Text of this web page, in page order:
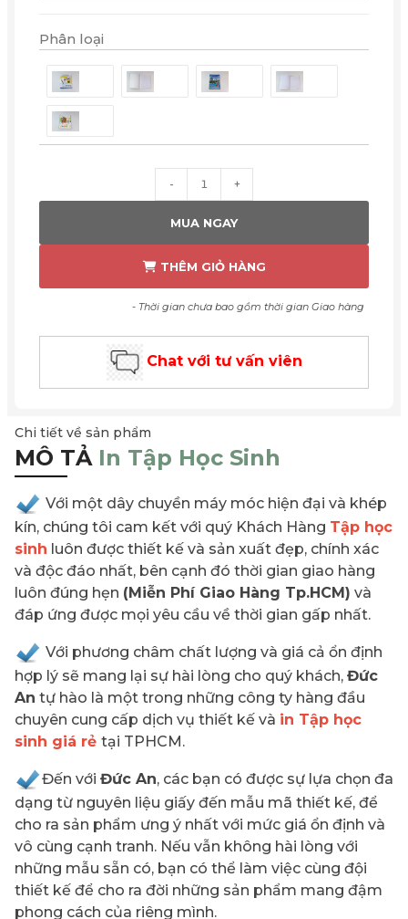
Phân loại
- +
MUA NGAY
THÊM GIỎ HÀNG
- Thời gian chưa bao gồm thời gian Giao hàng
Chat với tư vấn viên
Chi tiết về sản phẩm
MÔ TẢ In Tập Học Sinh
Với một dây chuyền máy móc hiện đại và khép
kín, chúng tôi cam kết với quý Khách Hàng Tập học
sinh luôn được thiết kế và sản xuất đẹp, chính xác
và độc đáo nhất, bên cạnh đó thời gian giao hàng
luôn đúng hẹn (Miễn Phí Giao Hàng Tp.HCM) và
đáp ứng được mọi yêu cầu về thời gian gấp nhất.
Với phương châm chất lượng và giá cả ổn định
hợp lý sẽ mang lại sự hài lòng cho quý khách, Đức
An tự hào là một trong những công ty hàng đầu
chuyên cung cấp dịch vụ thiết kế và in Tập học
sinh giá rẻ tại TPHCM.
Đến với Đức An, các bạn có được sự lựa chọn đa
dạng từ nguyên liệu giấy đến mẫu mã thiết kế, để
cho ra sản phẩm ưng ý nhất với mức giá ổn định và
vô cùng cạnh tranh. Nếu vẫn không hài lòng với
những mẫu sẵn có, bạn có thể làm việc cùng đội
thiết kế để cho ra đời những sản phẩm mang đậm
phong cách của riêng mình.